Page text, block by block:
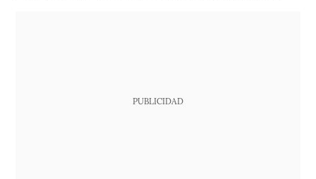
PUBLICIDAD